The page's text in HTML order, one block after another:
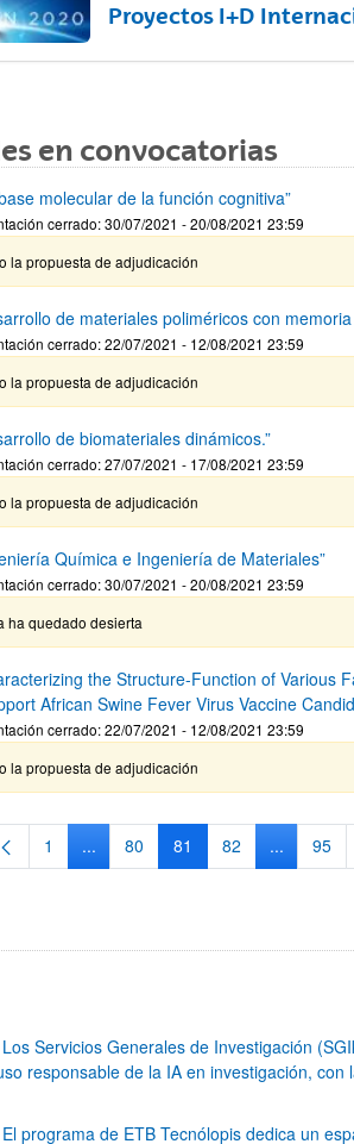
Proyectos I+D
en convocatorias
molecular de la función cognitiva”
cerrado: 30/07/2021 - 20/08/2021 23:59
la propuesta de adjudicación
de materiales poliméricos con
cerrado: 22/07/2021 - 12/08/2021 23:59
la propuesta de adjudicación
de biomateriales dinámicos.”
cerrado: 27/07/2021 - 17/08/2021 23:59
la propuesta de adjudicación
Química e Ingeniería de Materiales”
cerrado: 30/07/2021 - 20/08/2021 23:59
ha quedado desierta
the Structure-Function of Various
African Swine Fever Virus Vaccine
cerrado: 22/07/2021 - 12/08/2021 23:59
la propuesta de adjudicación
Página
1 ...Páginas intermedias Use TAB para
Página
80 Página
81 Página
82 ...Páginas
95
Servicios Generales de Investigación
responsable de la IA en investigación, con
programa de ETB Tecnólopis dedica un